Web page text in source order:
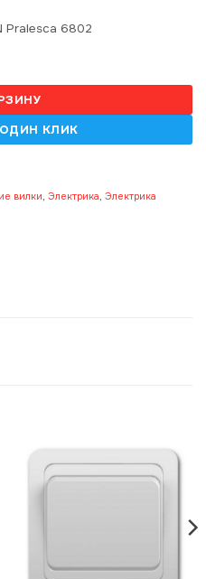
Pralesca 6802
alb FOTON Pralesca 6802
вилки, Электрика, Электрика